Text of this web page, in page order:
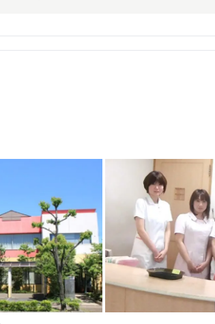
えるサービスもありました！